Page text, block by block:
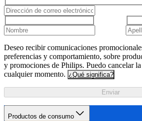
Deseo recibir comunicaciones
preferencias y comportamiento, sobre
y promociones de Philips. Puedo cancelar
cualquier momento. ¿Qué significa?
Enviar
Productos de consumo